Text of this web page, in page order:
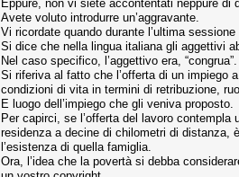
Eppure, non vi siete accontentati neppure di
Avete voluto introdurre un’aggravante.
Vi ricordate quando durante l’ultima
Si dice che nella lingua italiana gli aggettivi
Nel caso specifico, l’aggettivo era, “congrua”.
Si riferiva al fatto che l’offerta di un impiego
condizioni di vita in termini di retribuzione,
E luogo dell’impiego che gli veniva proposto.
Per capirci, se l’offerta del lavoro
residenza a decine di chilometri di distanza,
l’esistenza di quella famiglia.
Ora, l’idea che la povertà si debba